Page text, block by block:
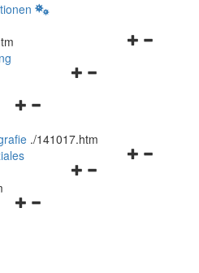
Navigationsmenü
Navigationsmenü
und
schließen
./141017.htm
Navigationsmenü
Navigationsmenü